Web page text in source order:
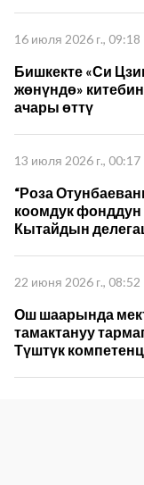
16 июля 2026 г., 09:18
Бишкекте «Си
жөнүндө»
ачары өттү
13 июля 2026 г., 00:17
“Роза
коомдук фонддун
Кытайдын
22 июня 2026 г., 08:52
Ош шаарында
тамактануу
Түштүк